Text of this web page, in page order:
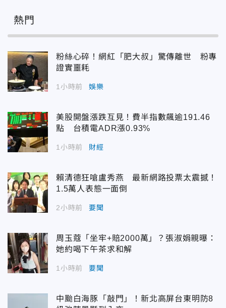
熱門
粉絲心碎！網紅「肥大叔」驚傳離世 粉專
證實噩耗
1小時前 娛樂
美股開盤漲跌互見！費半指數飆逾191.46
點 台積電ADR漲0.93%
1小時前 財經
賴清德狂嗆盧秀燕 最新網路投票太震撼！
1.5萬人表態一面倒
2小時前 要聞
周玉蔻「坐牢+賠2000萬」？張淑娟親曝：
她約喝下午茶求和解
1小時前 要聞
中颱白海豚「敲門」！新北高屏台東明防8